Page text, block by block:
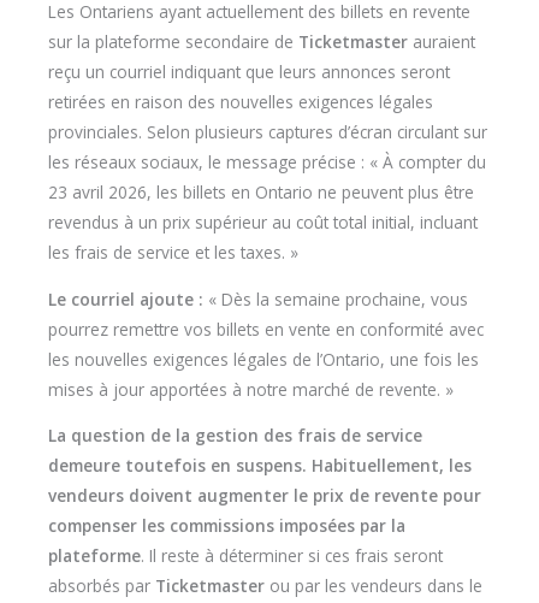
Les Ontariens ayant actuellement des billets en revente
sur la plateforme secondaire de Ticketmaster auraient
reçu un courriel indiquant que leurs annonces seront
retirées en raison des nouvelles exigences légales
provinciales. Selon plusieurs captures d’écran circulant sur
les réseaux sociaux, le message précise : « À compter du
23 avril 2026, les billets en Ontario ne peuvent plus être
revendus à un prix supérieur au coût total initial, incluant
les frais de service et les taxes. »
Le courriel ajoute : « Dès la semaine prochaine, vous
pourrez remettre vos billets en vente en conformité avec
les nouvelles exigences légales de l’Ontario, une fois les
mises à jour apportées à notre marché de revente. »
La question de la gestion des frais de service
demeure toutefois en suspens. Habituellement, les
vendeurs doivent augmenter le prix de revente pour
compenser les commissions imposées par la
plateforme. Il reste à déterminer si ces frais seront
absorbés par Ticketmaster ou par les vendeurs dans le